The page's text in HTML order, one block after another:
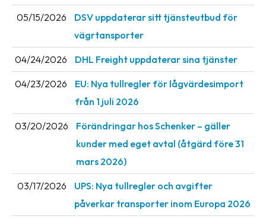
the
company
About
Media
Coworkers
News
05/15/2026
DSV uppdaterar sitt tjänsteutbud för
vägrtansporter
04/24/2026 DHL Freight uppdaterar sina tjänster
04/23/2026
EU: Nya tullregler för låg­värdesimport
från 1 juli 2026
03/20/2026
Förändringar hos Schenker – gäller
kunder med eget avtal (åtgärd före 31
mars 2026)
03/17/2026
UPS: Nya tullregler och avgifter
påverkar transporter inom Europa 2026